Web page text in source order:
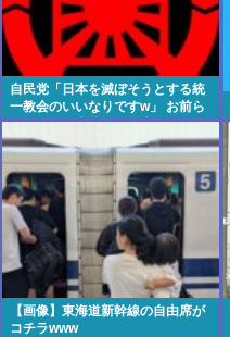
自民党「日本を滅ぼそうとする統
一教会のいいなりですw」 お前ら
がコイツを支持する理由w
【画像】東海道新幹線の自由席が
コチラwww